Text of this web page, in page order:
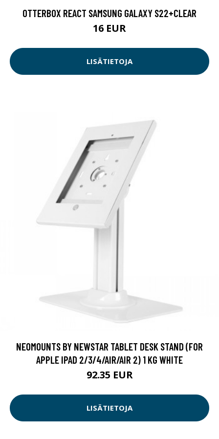
OTTERBOX REACT SAMSUNG GALAXY S22+CLEAR
16 EUR
LISÄTIETOJA
NEOMOUNTS BY NEWSTAR TABLET DESK STAND (FOR
APPLE IPAD 2/3/4/AIR/AIR 2) 1 KG WHITE
92.35 EUR
LISÄTIETOJA